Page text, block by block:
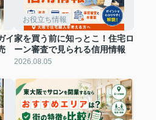
イ
お役立ち情報
家を買う前に知っとこ！住宅ロ
ーン審査で見られる信用情報
2026.08.05